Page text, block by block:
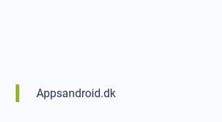
Appsandroid.dk